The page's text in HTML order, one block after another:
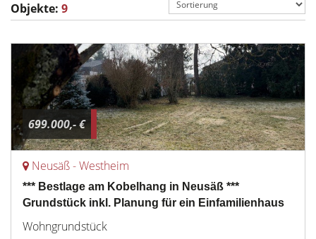
Objekte: 9
699.000,- €
Neusäß - Westheim
*** Bestlage am Kobelhang in Neusäß ***
Grundstück inkl. Planung für ein Einfamilienhaus
Wohngrundstück